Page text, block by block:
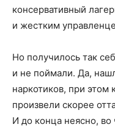
консервативный
и жестким
Но получилось так
и не поймали. Да,
наркотиков, при этом
произвели скорее
И до конца неясно, во